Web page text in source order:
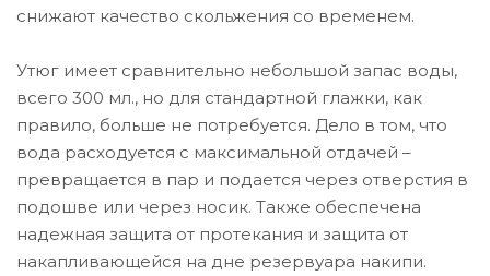
снижают качество скольжения со временем.
Утюг имеет сравнительно небольшой запас воды,
всего 300 мл., но для стандартной глажки, как
правило, больше не потребуется. Дело в том, что
вода расходуется с максимальной отдачей –
превращается в пар и подается через отверстия в
подошве или через носик. Также обеспечена
надежная защита от протекания и защита от
накапливающейся на дне резервуара накипи.